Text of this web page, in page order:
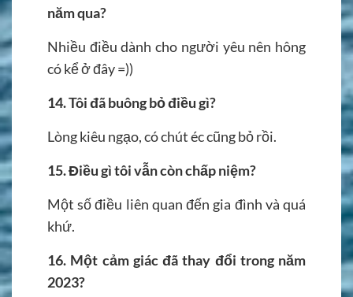
năm qua?
Nhiều điều dành cho người yêu nên hông
có kể ở đây =))
14.Tôi đã buông bỏ điều gì?
Lòng kiêu ngạo, có chút éc cũng bỏ rồi.
15.Điều gì tôi vẫn còn chấp niệm?
Một số điều liên quan đến gia đình và quá
khứ.
16. Một cảm giác đã thay đổi trong năm
2023?